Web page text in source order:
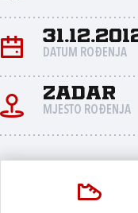
DATUM ROĐENJA
Zadar
MJESTO ROĐENJA